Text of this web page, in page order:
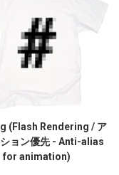
(Flash Rendering / ア
ョン優先 - Anti-alias
for animation)